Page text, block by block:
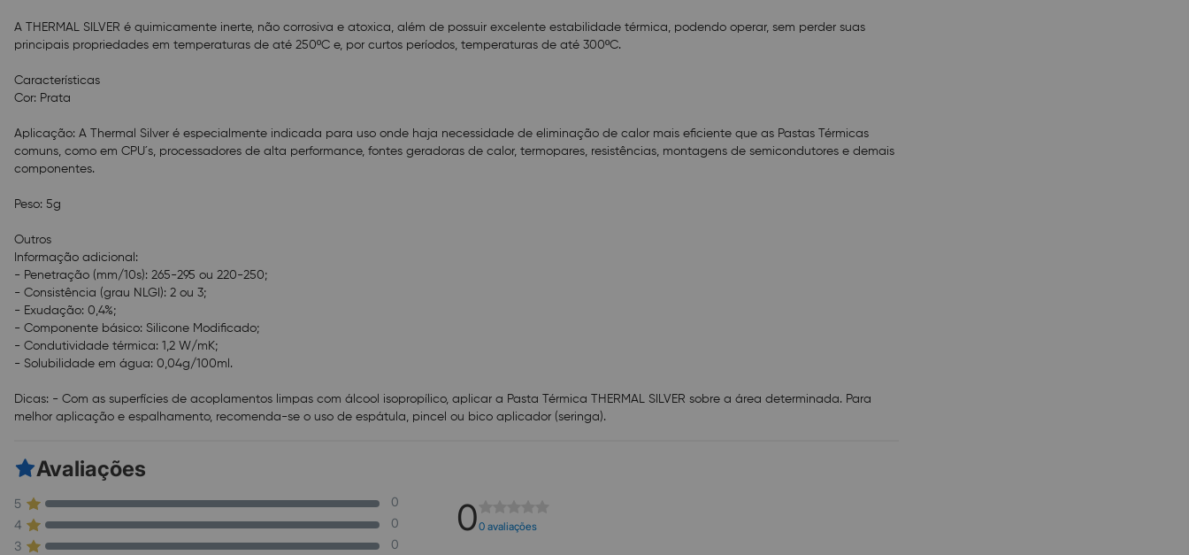
Dicas: - Com as superfícies de acoplamentos limpas com álcool
A THERMAL SILVER é quimicamente inerte, não corrosiva e atoxica, além de possuir excelente estabilidade térmica, podendo operar, sem perder suas
principais propriedades em temperaturas de até 250ºC e, por curtos períodos, temperaturas de até 300ºC.
Características
Cor: Prata
Aplicação: A Thermal Silver é especialmente indicada para uso onde haja necessidade de eliminação de calor mais eficiente que as Pastas Térmicas
comuns, como em CPU´s, processadores de alta performance, fontes geradoras de calor, termopares, resistências, montagens de semicondutores e demais
componentes.
Peso: 5g
Outros
Informação adicional:
- Penetração (mm/10s): 265-295 ou 220-250;
- Consistência (grau NLGI): 2 ou 3;
- Exudação: 0,4%;
- Componente básico: Silicone Modificado;
- Condutividade térmica: 1,2 W/mK;
- Solubilidade em água: 0,04g/100ml.
Dicas: - Com as superfícies de acoplamentos limpas com álcool isopropílico, aplicar a Pasta Térmica THERMAL SILVER sobre a área determinada. Para
melhor aplicação e espalhamento, recomenda-se o uso de espátula, pincel ou bico aplicador (seringa).
Avaliações
5
0
4
0
3
0
00 avaliações